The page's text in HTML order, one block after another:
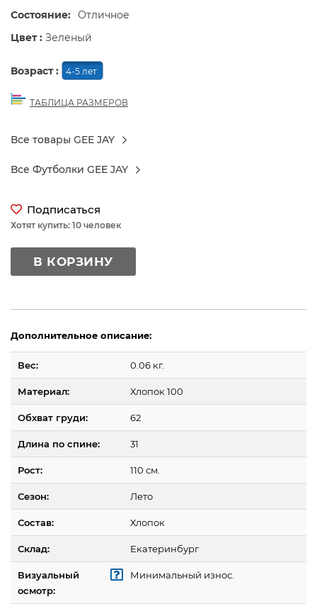
Состояние: Отличное
Цвет : Зеленый
Возраст : 4-5 лет
ТАБЛИЦА РАЗМЕРОВ
Все товары GEE JAY
Все Футболки GEE JAY
Подписаться
Хотят купить: 10 человек
В КОРЗИНУ
Дополнительное описание:
Вес: 0.06 кг.
Материал: Хлопок 100
Обхват груди: 62
Длина по спине: 31
Рост: 110 см.
Сезон: Лето
Состав: Хлопок
Склад: Екатеринбург
Визуальный
осмотр:
Минимальный износ.